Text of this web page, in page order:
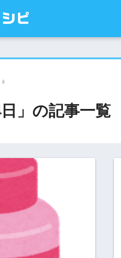
ピ
日」の記事一覧